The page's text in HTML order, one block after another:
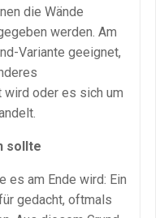
die Wände
werden. Am
Variante geeignet,
wird oder es sich um
sollte
es am Ende wird: Ein
gedacht, oftmals